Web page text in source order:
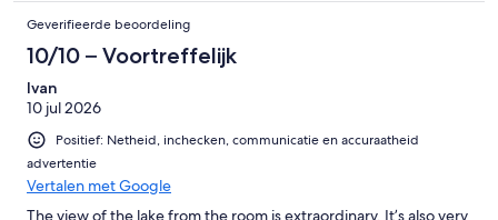
Geverifieerde beoordeling
10/10 – Voortreffelijk
Ivan
10 jul 2026
Positief: Netheid, inchecken, communicatie en accuraatheid
advertentie
Vertalen met Google
The view of the lake from the room is extraordinary. It’s also very